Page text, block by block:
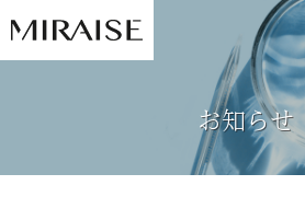
お知らせ